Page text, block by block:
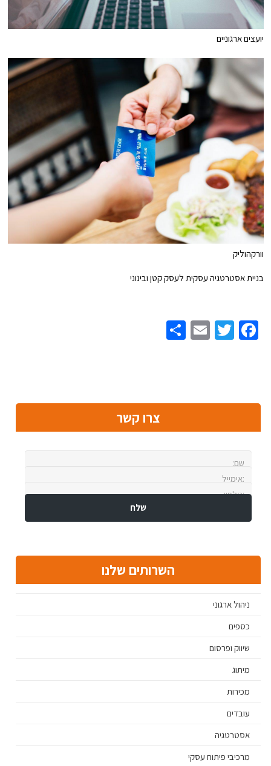
יועצים ארגוניים
וורקהוליק
בניית אסטרטגיה עסקית לעסק קטן ובינוני
Facebook
Twitter
Email
צרו קשר
השרותים שלנו
ניהול ארגוני
כספים
שיווק ופרסום
מיתוג
מכירות
עובדים
אסטרטגיה
מרכיבי פיתוח עסקי